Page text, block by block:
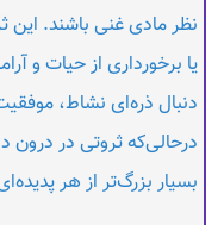
نظر مادی غنی باشند. این
یا برخورداری از حیات و
دنبال ذره‌ای نشاط،
درحالی‌که ثروتی در درون
بسیار بزرگ‌تر از هر